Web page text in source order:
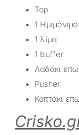
Top
1
1 λίμα
1 buffer
Λαδάκι
Pusher
Κοπτάκι